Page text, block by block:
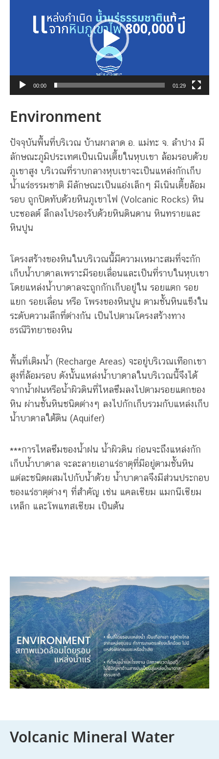
00:00 01:29
Environment
ปัจจุบันพื้นที่บริเวณ บ้านผาลาด อ. แม่ทะ จ. ลำปาง มี
ลักษณะภูมิประเทศเป็นเนินเตี้ยในหุบเขา ล้อมรอบด้วย
ภูเขาสูง บริเวณที่ราบกลางหุบเขาจะเป็นแหล่งกักเก็บ
น้ำแร่ธรรมชาติ มีลักษณะเป็นแอ่งเล็กๆ มีเนินเตี้ยล้อม
รอบ ถูกปิดทับด้วยหินภูเขาไฟ (Volcanic Rocks) หิน
บะซอลต์ ลึกลงไปรองรับด้วยหินดินดาน หินทรายและ
หินปูน
โครงสร้างของหินในบริเวณนี้มีความเหมาะสมที่จะกัก
เก็บน้ำบาดาลเพราะมีรอยเลื่อนและเป็นที่ราบในหุบเขา
โดยแหล่งน้ำบาดาลจะถูกกักเก็บอยู่ใน รอยแตก รอย
แยก รอยเลื่อน หรือ โพรงของหินปูน ตามชั้นหินแข็งใน
ระดับความลึกที่ต่างกัน เป็นไปตามโครงสร้างทาง
ธรณีวิทยาของหิน
พื้นที่เติมน้ำ (Recharge Areas) จะอยู่บริเวณเทือกเขา
สูงที่ล้อมรอบ ดังนั้นแหล่งน้ำบาดาลในบริเวณนี้จึงได้
จากน้ำฝนหรือน้ำผิวดินที่ไหลซึมลงไปตามรอยแตกของ
หิน ผ่านชั้นหินชนิดต่างๆ ลงไปกักเก็บรวมกับแหล่งเก็บ
น้ำบาดาลใต้ดิน (Aquifer)
***การไหลซึมของน้ำฝน น้ำผิวดิน ก่อนจะถึงแหล่งกัก
เก็บน้ำบาดาล จะละลายเอาแร่ธาตุที่มีอยู่ตามชั้นหิน
แต่ละชนิดผสมไปกับน้ำด้วย น้ำบาดาลจึงมีส่วนประกอบ
ของแร่ธาตุต่างๆ ที่สำคัญ เช่น แคลเซียม แมกนีเซียม
เหล็ก และโพแทสเซียม เป็นต้น
Volcanic Mineral Water